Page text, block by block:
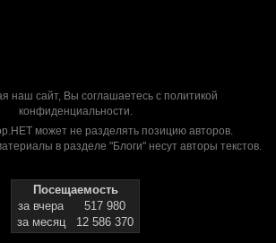
наш сайт, Вы соглашаетесь с политикой
конфиденциальности.
может не разделять позицию авторов.
в разделе "Блоги" несут авторы текстов.
Посещаемость
за вчера
517 980
за месяц
12 586 370